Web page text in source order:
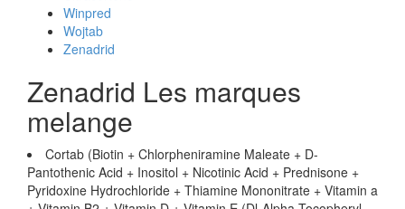
Winpred
Wojtab
Zenadrid
Zenadrid Les marques
melange
Cortab (Biotin + Chlorpheniramine Maleate + D-
Pantothenic Acid + Inositol + Nicotinic Acid + Prednisone +
Pyridoxine Hydrochloride + Thiamine Mononitrate + Vitamin a